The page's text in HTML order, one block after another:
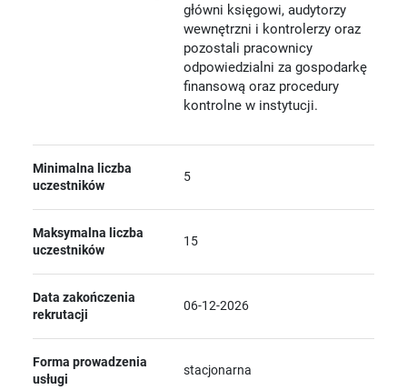
główni księgowi, audytorzy
wewnętrzni i kontrolerzy oraz
pozostali pracownicy
odpowiedzialni za gospodarkę
finansową oraz procedury
kontrolne w instytucji.
Minimalna liczba
uczestników
5
Maksymalna liczba
uczestników
15
Data zakończenia
rekrutacji
06-12-2026
Forma prowadzenia
usługi
stacjonarna